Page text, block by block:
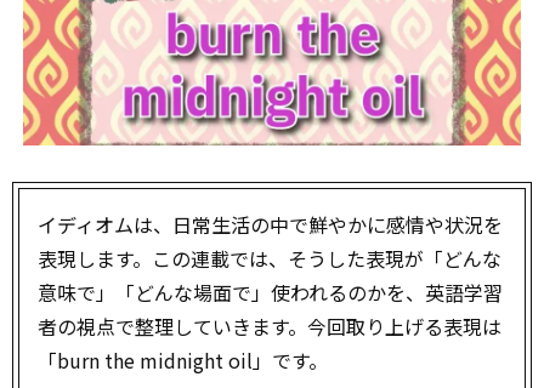
イディオムは、日常生活の中で鮮やかに感情や状況を
表現します。この連載では、そうした表現が「どんな
意味で」「どんな場面で」使われるのかを、英語学習
者の視点で整理していきます。今回取り上げる表現は
「burn the midnight oil」です。